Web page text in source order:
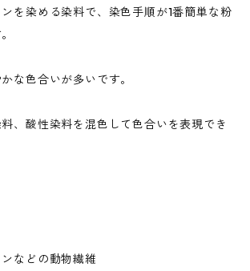
を染める染料で、染色手順が1番簡単な粉
な色合いが多いです。
、酸性染料を混色して色合いを表現でき
などの動物繊維